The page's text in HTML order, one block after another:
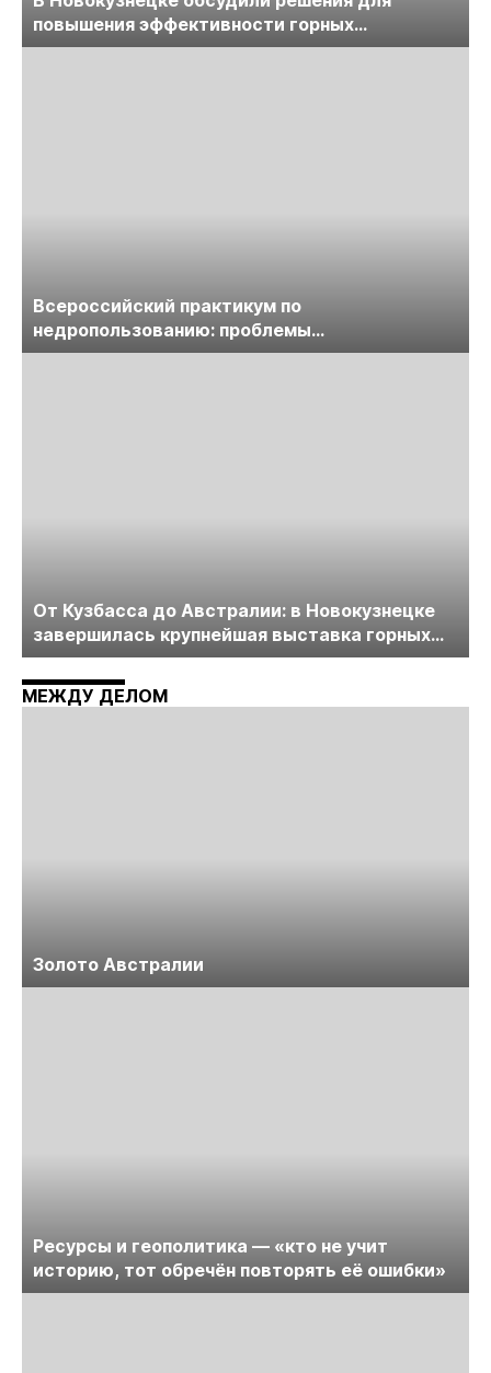
повышения эффективности горных
предприятий
Всероссийский практикум по
недропользованию: проблемы
лицензирования, цифровизации, экспертизы
От Кузбасса до Австралии: в Новокузнецке
завершилась крупнейшая выставка горных
технологий «Недра России. Уголь России и
Майнинг»
МЕЖДУ ДЕЛОМ
Золото Австралии
Ресурсы и геополитика — «кто не учит
историю, тот обречён повторять её ошибки»